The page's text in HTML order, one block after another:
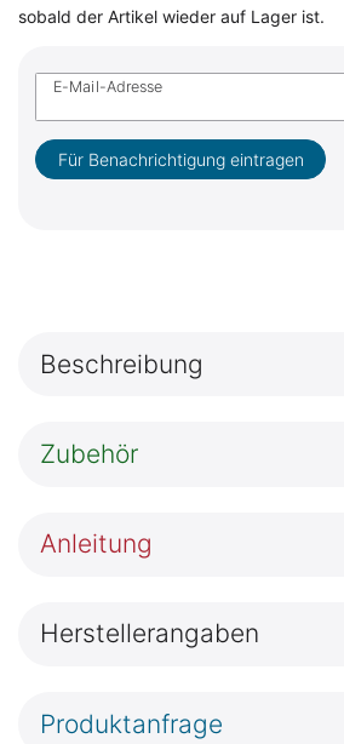
sobald der Artikel wieder auf Lager ist.
E-Mail-Adresse
Für Benachrichtigung eintragen
Beschreibung
Zubehör
Anleitung
Herstellerangaben
Produktanfrage